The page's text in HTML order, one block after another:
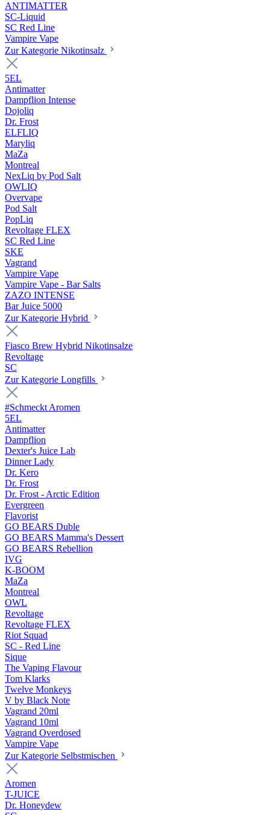
ANTIMATTER
SC-Liquid
SC Red Line
Vampire Vape
Zur Kategorie Nikotinsalz
5EL
Antimatter
Dampflion Intense
Dojoliq
Dr. Frost
ELFLIQ
Maryliq
MaZa
Montreal
NexLiq by Pod Salt
OWLIQ
Overvape
Pod Salt
PopLiq
Revoltage FLEX
SC Red Line
SKE
Vagrand
Vampire Vape
Vampire Vape - Bar Salts
ZAZO INTENSE
Bar Juice 5000
Zur Kategorie Hybrid
Fiasco Brew Hybrid Nikotinsalze
Revoltage
SC
Zur Kategorie Longfills
#Schmeckt Aromen
5EL
Antimatter
Dampflion
Dexter's Juice Lab
Dinner Lady
Dr. Kero
Dr. Frost
Dr. Frost - Arctic Edition
Evergreen
Flavorist
GO BEARS Duble
GO BEARS Mamma's Dessert
GO BEARS Rebellion
IVG
K-BOOM
MaZa
Montreal
OWL
Revoltage
Revoltage FLEX
Riot Squad
SC - Red Line
Sique
The Vaping Flavour
Tom Klarks
Twelve Monkeys
V by Black Note
Vagrand 20ml
Vagrand 10ml
Vagrand Overdosed
Vampire Vape
Zur Kategorie Selbstmischen
Aromen
T-JUICE
Dr. Honeydew